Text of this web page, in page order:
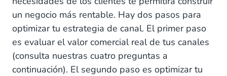
un negocio más rentable. Hay dos pasos para
optimizar tu estrategia de canal. El primer paso
es evaluar el valor comercial real de tus canales
(consulta nuestras cuatro preguntas a
continuación). El segundo paso es optimizar tu